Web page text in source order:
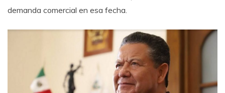
demanda comercial en esa fecha.